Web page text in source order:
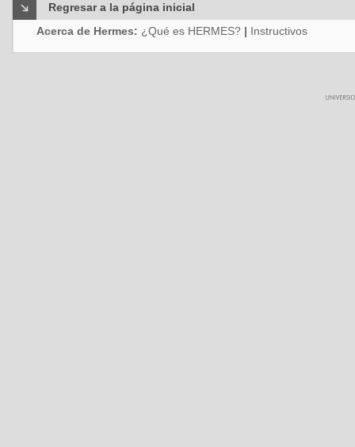
Regresar a la página inicial
Acerca de Hermes: ¿Qué es HERMES? | Instructivos